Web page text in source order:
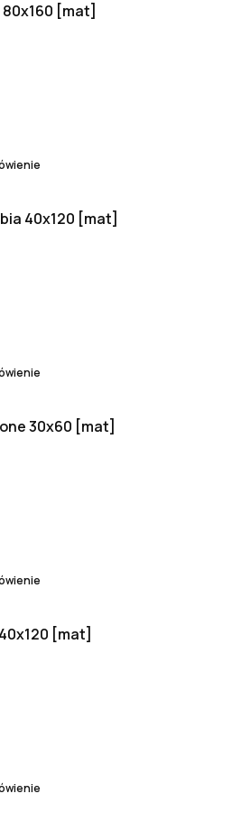
[mat]
40x120 [mat]
30x60 [mat]
[mat]